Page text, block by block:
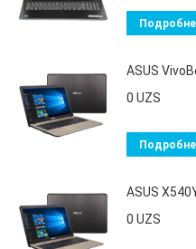
ASUS
0 UZS
ASUS
0 UZS